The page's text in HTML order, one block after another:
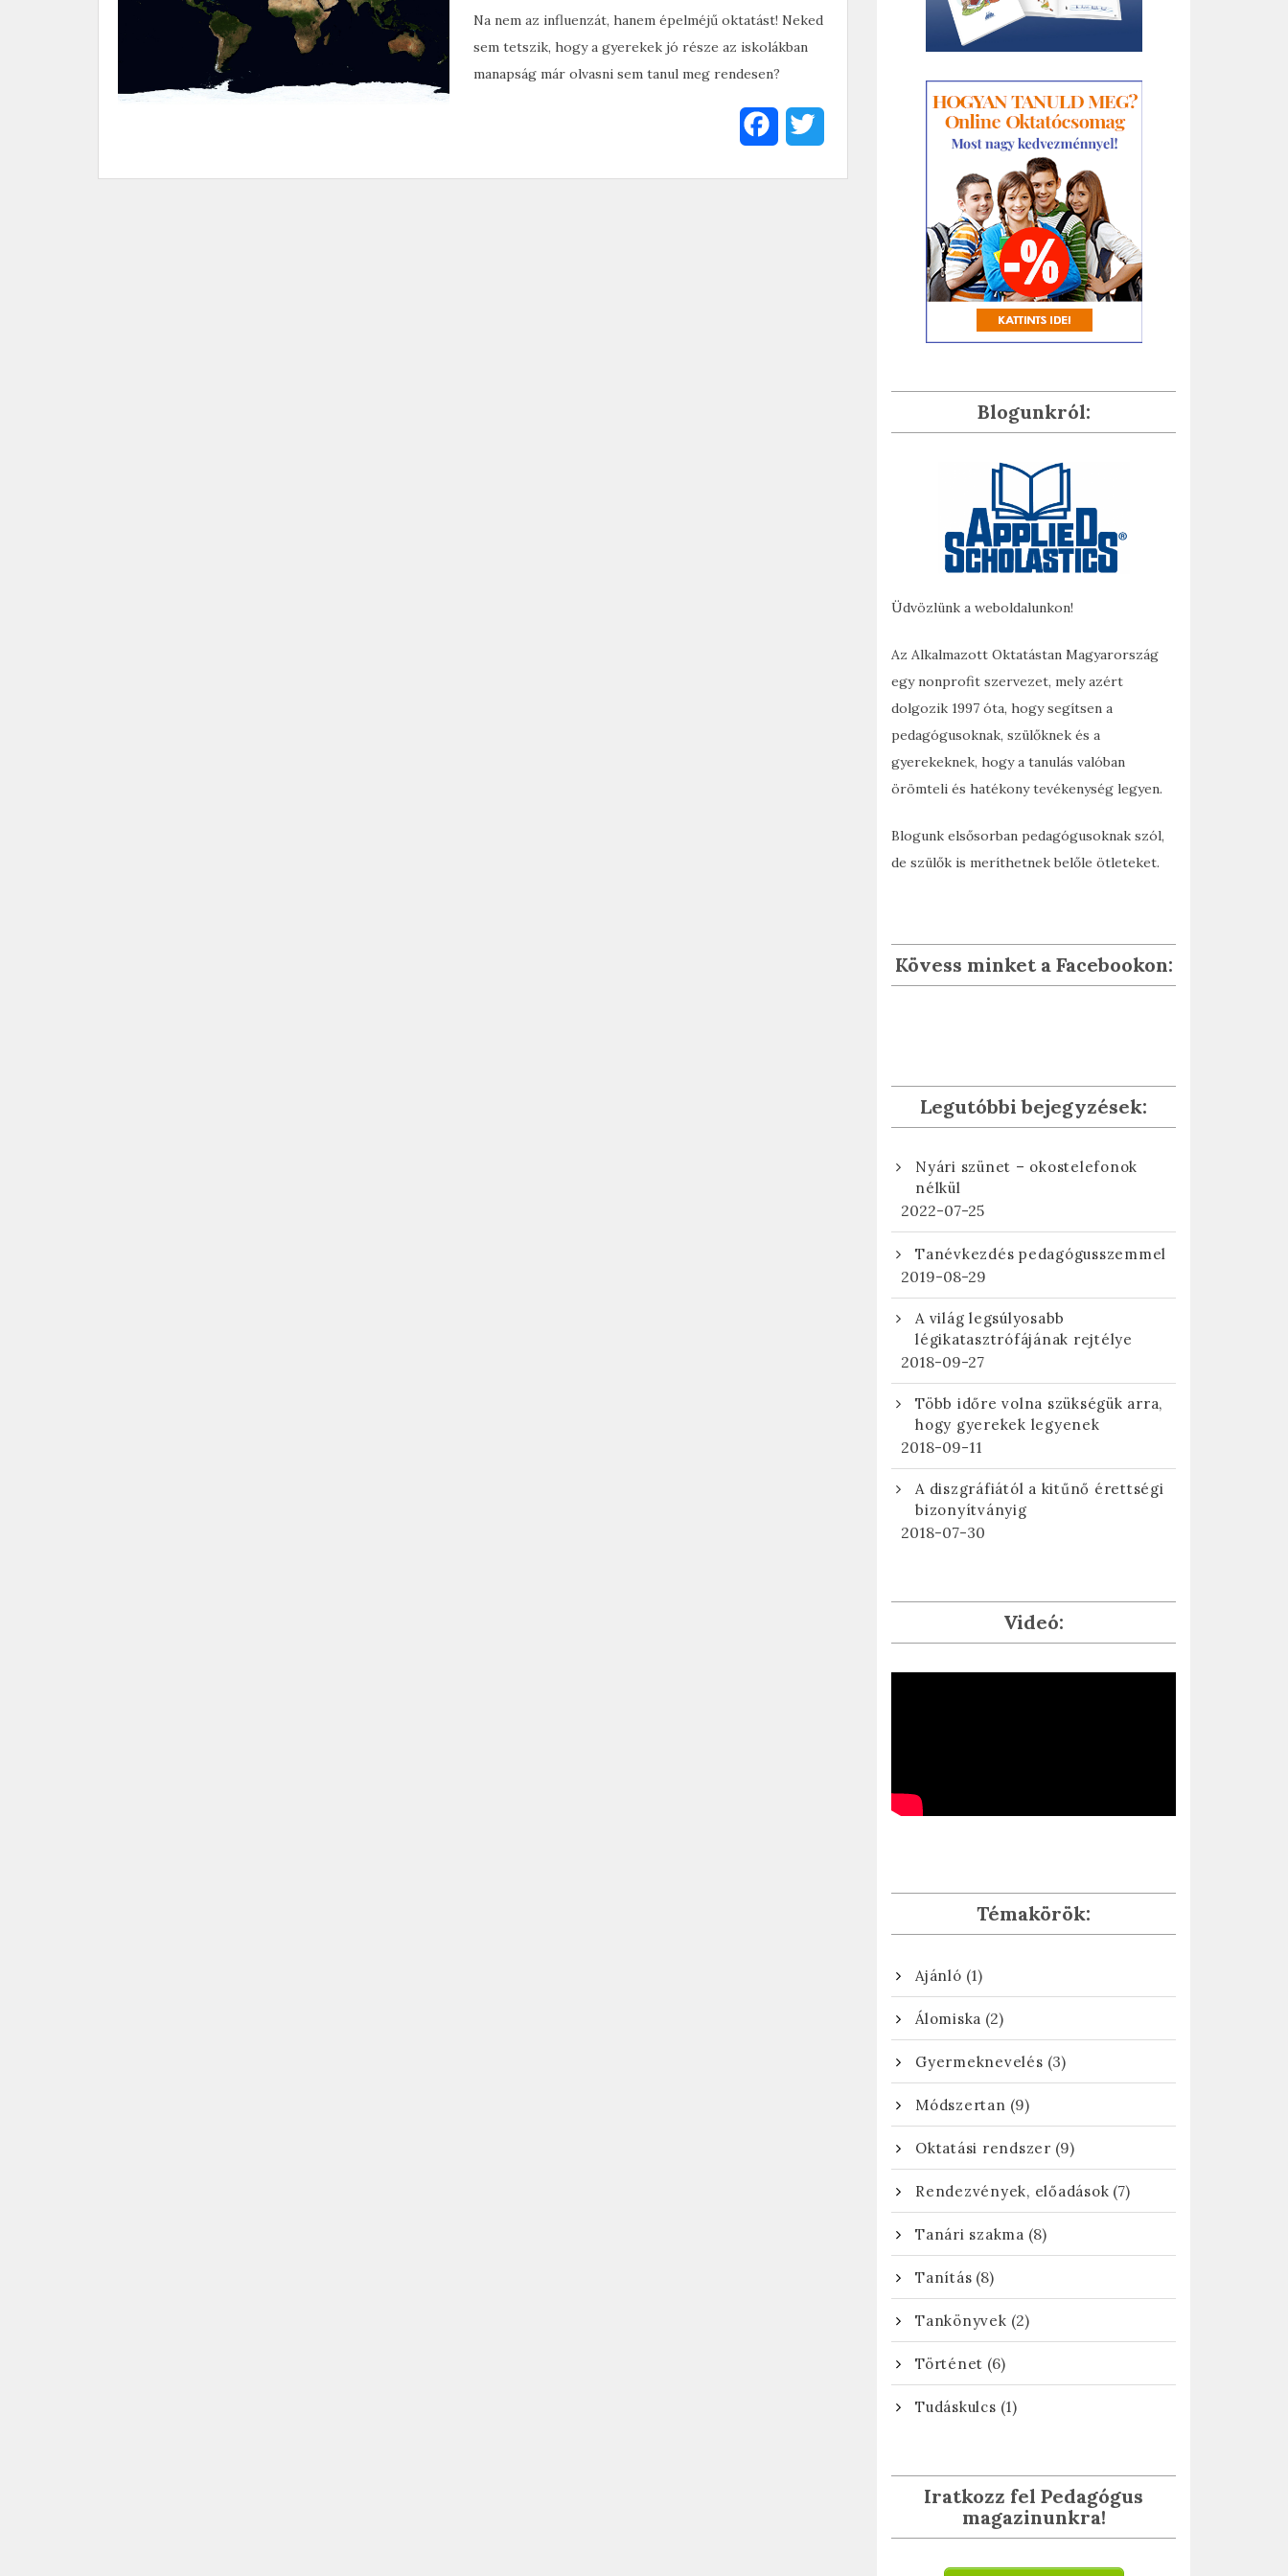
Na nem az influenzát, hanem épelméjű oktatást! Neked
sem tetszik, hogy a gyerekek jó része az iskolákban
manapság már olvasni sem tanul meg rendesen?
Blogunkról:
Üdvözlünk a weboldalunkon!
Az Alkalmazott Oktatástan Magyarország
egy nonprofit szervezet, mely azért
dolgozik 1997 óta, hogy segítsen a
pedagógusoknak, szülőknek és a
gyerekeknek, hogy a tanulás valóban
örömteli és hatékony tevékenység legyen.
Blogunk elsősorban pedagógusoknak szól,
de szülők is meríthetnek belőle ötleteket.
Kövess minket a Facebookon:
Legutóbbi bejegyzések:
Nyári szünet – okostelefonok
nélkül
2022-07-25
Tanévkezdés pedagógusszemmel
2019-08-29
A világ legsúlyosabb
légikatasztrófájának rejtélye
2018-09-27
Több időre volna szükségük arra,
hogy gyerekek legyenek
2018-09-11
A diszgráfiától a kitűnő érettségi
bizonyítványig
2018-07-30
Videó:
Témakörök:
Ajánló (1)
Álomiska (2)
Gyermeknevelés (3)
Módszertan (9)
Oktatási rendszer (9)
Rendezvények, előadások (7)
Tanári szakma (8)
Tanítás (8)
Tankönyvek (2)
Történet (6)
Tudáskulcs (1)
Iratkozz fel Pedagógus
magazinunkra!